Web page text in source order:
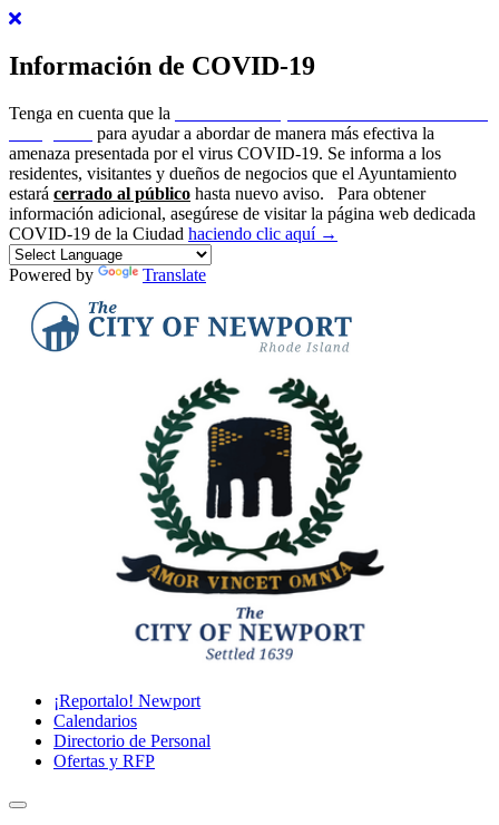
Información de COVID-19
Tenga en cuenta que la
para ayudar a abordar de manera más efectiva la
amenaza presentada por el virus COVID-19. Se informa a los
residentes, visitantes y dueños de negocios que el Ayuntamiento
estará cerrado al público hasta nuevo aviso.
Para obtener
información adicional, asegúrese de visitar la página web dedicada
COVID-19 de la Ciudad haciendo clic aquí →
Powered by Translate
¡Reportalo! Newport
Calendarios
Directorio de Personal
Ofertas y RFP